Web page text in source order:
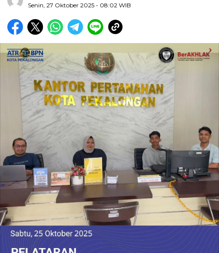
Senin, 27 Oktober 2025 - 08:02 WIB